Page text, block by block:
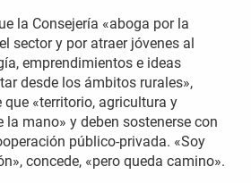
la Consejería «aboga por la
sector y por atraer jóvenes al
emprendimientos e ideas
desde los ámbitos rurales»,
«territorio, agricultura y
la mano» y deben sostenerse con
público-privada. «Soy
concede, «pero queda camino».